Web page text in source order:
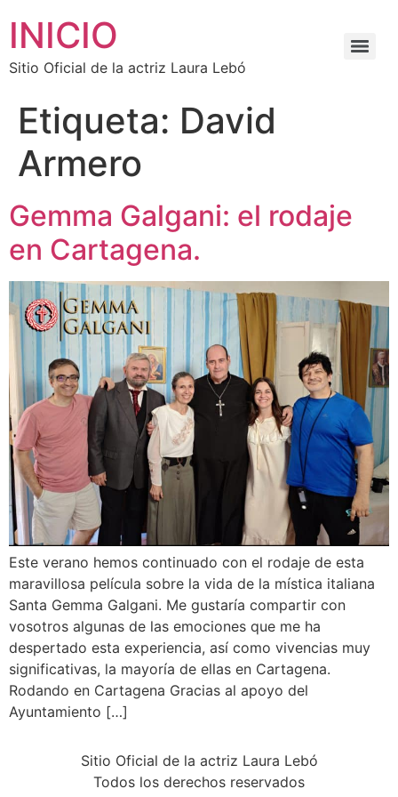
INICIO
Sitio Oficial de la actriz Laura Lebó
Etiqueta: David
Armero
Gemma Galgani: el rodaje
en Cartagena.
Este verano hemos continuado con el rodaje de esta
maravillosa película sobre la vida de la mística italiana
Santa Gemma Galgani. Me gustaría compartir con
vosotros algunas de las emociones que me ha
despertado esta experiencia, así como vivencias muy
significativas, la mayoría de ellas en Cartagena.
Rodando en Cartagena Gracias al apoyo del
Ayuntamiento […]
Sitio Oficial de la actriz Laura Lebó
Todos los derechos reservados